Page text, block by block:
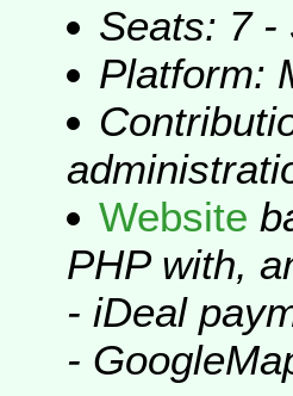
Seats: 7 -
Platform:
Website
PHP with,
- iDeal
-